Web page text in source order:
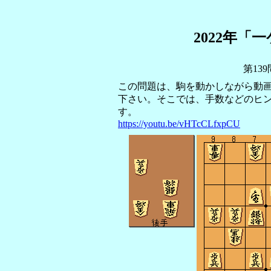
2022年「
第139
この問題は、駒を動かしながら動
下さい。そこでは、手数などのヒ
す。
https://youtu.be/vHTcCLfxpCU